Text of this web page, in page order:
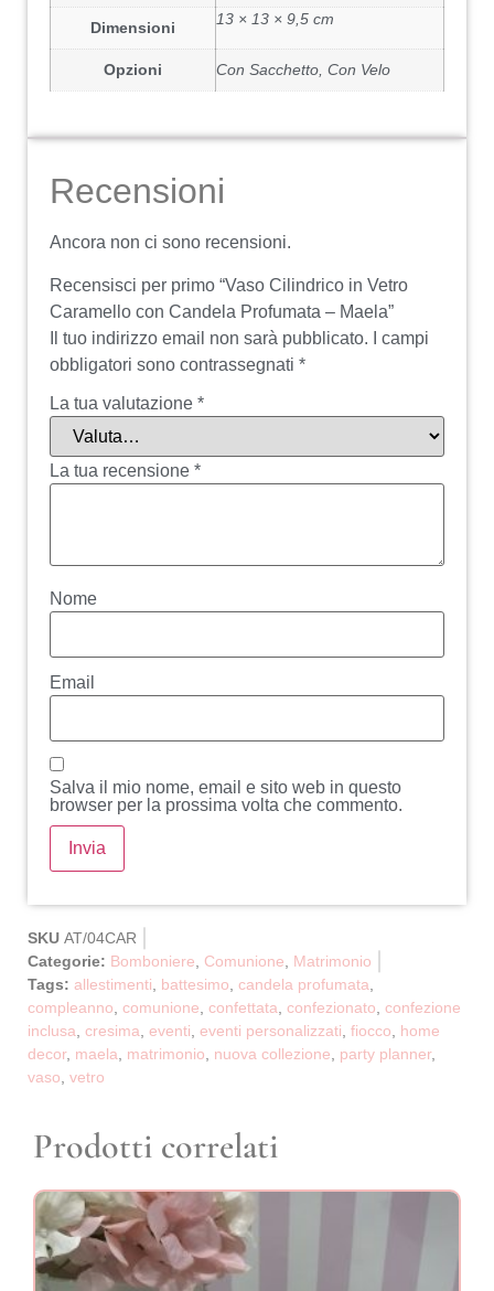
Dimensioni 13 × 13 × 9,5 cm
Opzioni Con Sacchetto, Con Velo
Recensioni
Ancora non ci sono recensioni.
Recensisci per primo “Vaso Cilindrico in Vetro
Caramello con Candela Profumata – Maela”
Il tuo indirizzo email non sarà pubblicato.
I campi
obbligatori sono contrassegnati *
La tua valutazione *
La tua recensione *
Nome
Email
Salva il mio nome, email e sito web in questo
browser per la prossima volta che commento.
SKU AT/04CAR
Categorie: Bomboniere Comunione
Matrimonio
Tags: allestimenti battesimo candela profumata
compleanno comunione confettata confezionato confezione
inclusa cresima eventi eventi personalizzati fiocco
home
decor, maela matrimonio nuova collezione party planner,
vaso vetro
Prodotti correlati